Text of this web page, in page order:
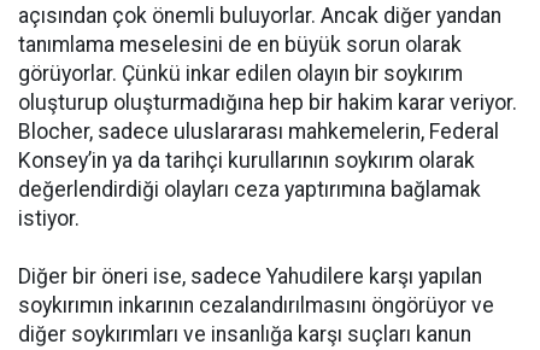
açısından çok önemli buluyorlar. Ancak diğer yandan
tanımlama meselesini de en büyük sorun olarak
görüyorlar. Çünkü inkar edilen olayın bir soykırım
oluşturup oluşturmadığına hep bir hakim karar veriyor.
Blocher, sadece uluslararası mahkemelerin, Federal
Konsey’in ya da tarihçi kurullarının soykırım olarak
değerlendirdiği olayları ceza yaptırımına bağlamak
istiyor.
Diğer bir öneri ise, sadece Yahudilere karşı yapılan
soykırımın inkarının cezalandırılmasını öngörüyor ve
diğer soykırımları ve insanlığa karşı suçları kanun